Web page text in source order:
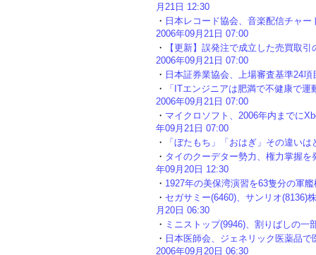
月21日 12:30
・ 日本レコード協会、音楽配信チャ
2006年09月21日 07:00
・
【更新】誤発注で成立した売買取
2006年09月21日 07:00
・ 日本証券業協会、上場審査基準24
・
「ITエンジニアは肥満で不健康で
2006年09月21日 07:00
・ マイクロソフト、2006年内までに
年09月21日 07:00
・
「ぼたもち」「おはぎ」その違い
・ タイのクーデター勢力、権力掌握
年09月20日 12:30
・ 1927年の美保湾演習を63隻分の軍
・ セガサミー(6460)、サンリオ(8136)
月20日 06:30
・ ミニストップ(9946)、割りばしの
・ 日本医師会、ジェネリック医薬品
2006年09月20日 06:30